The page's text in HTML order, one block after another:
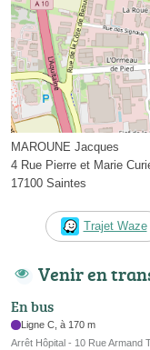
MAROUNE Jacques
4 Rue Pierre et Marie
17100 Saintes
Trajet Waze
Venir en
En bus
Ligne C, à 170 m
Arrêt Hôpital - 10 Rue Armand